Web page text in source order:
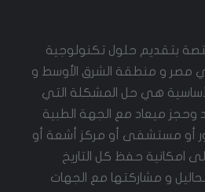
بتقديم حلول تكنولوجية
مصر و منطقة الشرق الأوسط و
هي حل المشكلة التي
وحجز ميعاد مع الجهة الطبية
أو مستشفى أو مركز أشعة أو
امكانية حفظ كل التاريخ
و مشاركتها مع الجهات